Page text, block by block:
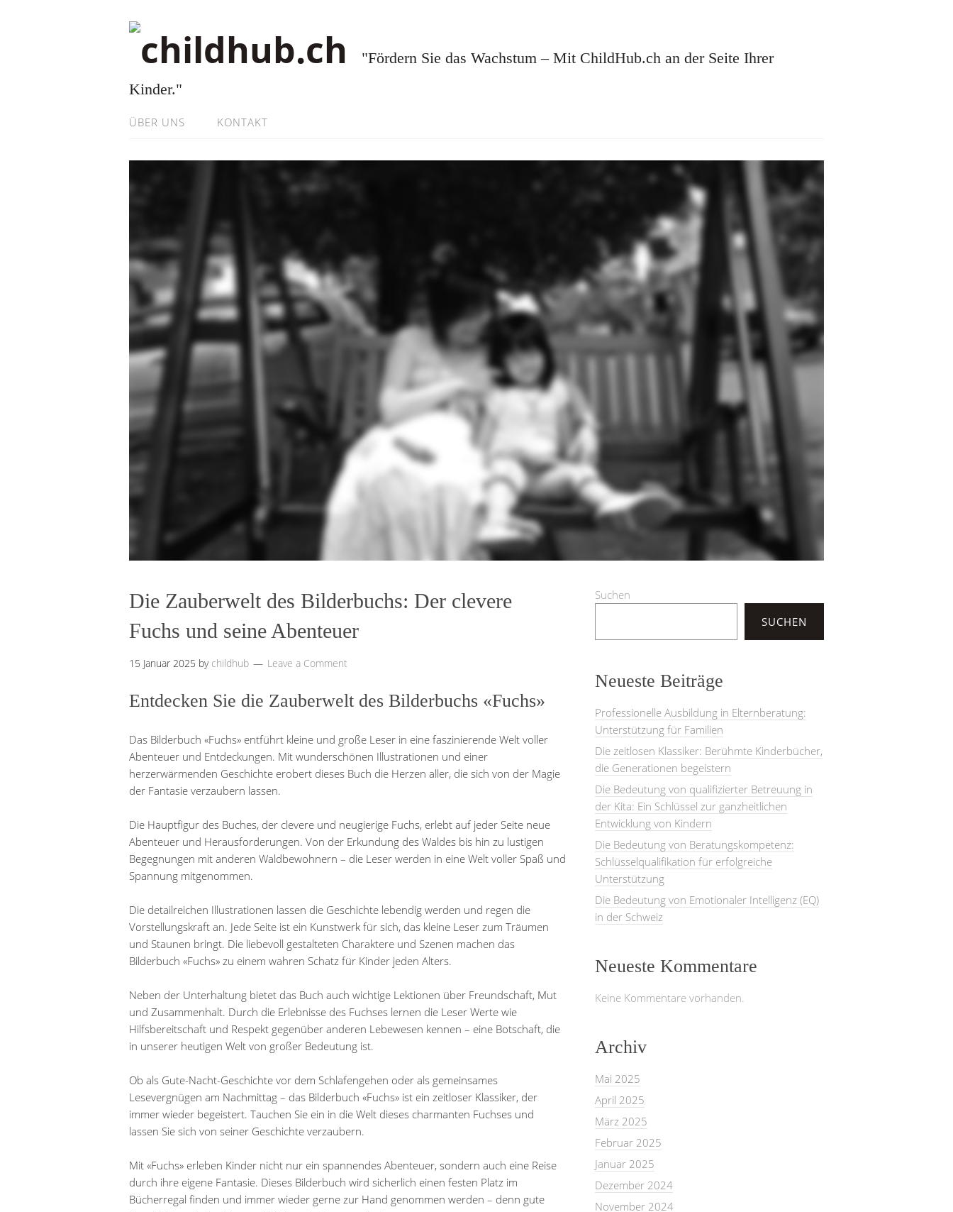
"Fördern Sie das Wachstum – Mit ChildHub.ch an der Seite Ihrer
Kinder."
ÜBER UNS KONTAKT
Die Zauberwelt des Bilderbuchs: Der clevere
Fuchs und seine Abenteuer
15 Januar 2025 by childhub Leave a Comment
Entdecken Sie die Zauberwelt des Bilderbuchs «Fuchs»
Das Bilderbuch «Fuchs» entführt kleine und große Leser in eine faszinierende Welt voller
Abenteuer und Entdeckungen. Mit wunderschönen Illustrationen und einer
herzerwärmenden Geschichte erobert dieses Buch die Herzen aller, die sich von der Magie
der Fantasie verzaubern lassen.
Die Hauptfigur des Buches, der clevere und neugierige Fuchs, erlebt auf jeder Seite neue
Abenteuer und Herausforderungen. Von der Erkundung des Waldes bis hin zu lustigen
Begegnungen mit anderen Waldbewohnern – die Leser werden in eine Welt voller Spaß und
Spannung mitgenommen.
Die detailreichen Illustrationen lassen die Geschichte lebendig werden und regen die
Vorstellungskraft an. Jede Seite ist ein Kunstwerk für sich, das kleine Leser zum Träumen
und Staunen bringt. Die liebevoll gestalteten Charaktere und Szenen machen das
Bilderbuch «Fuchs» zu einem wahren Schatz für Kinder jeden Alters.
Neben der Unterhaltung bietet das Buch auch wichtige Lektionen über Freundschaft, Mut
und Zusammenhalt. Durch die Erlebnisse des Fuchses lernen die Leser Werte wie
Hilfsbereitschaft und Respekt gegenüber anderen Lebewesen kennen – eine Botschaft, die
in unserer heutigen Welt von großer Bedeutung ist.
Ob als Gute-Nacht-Geschichte vor dem Schlafengehen oder als gemeinsames
Lesevergnügen am Nachmittag – das Bilderbuch «Fuchs» ist ein zeitloser Klassiker, der
immer wieder begeistert. Tauchen Sie ein in die Welt dieses charmanten Fuchses und
lassen Sie sich von seiner Geschichte verzaubern.
Mit «Fuchs» erleben Kinder nicht nur ein spannendes Abenteuer, sondern auch eine Reise
durch ihre eigene Fantasie. Dieses Bilderbuch wird sicherlich einen festen Platz im
Bücherregal finden und immer wieder gerne zur Hand genommen werden – denn gute
Suchen
SUCHEN
Neueste Beiträge
Professionelle Ausbildung in Elternberatung:
Unterstützung für Familien
Die zeitlosen Klassiker: Berühmte Kinderbücher,
die Generationen begeistern
Die Bedeutung von qualifizierter Betreuung in
der Kita: Ein Schlüssel zur ganzheitlichen
Entwicklung von Kindern
Die Bedeutung von Beratungskompetenz:
Schlüsselqualifikation für erfolgreiche
Unterstützung
Die Bedeutung von Emotionaler Intelligenz (EQ)
in der Schweiz
Neueste Kommentare
Keine Kommentare vorhanden.
Archiv
Mai 2025
April 2025
März 2025
Februar 2025
Januar 2025
Dezember 2024
November 2024